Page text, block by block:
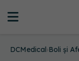
DCMedical›Boli și